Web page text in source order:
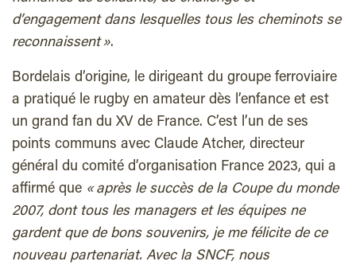
d’engagement dans lesquelles tous les cheminots se
reconnaissent ».
Bordelais d’origine, le dirigeant du groupe ferroviaire
a pratiqué le rugby en amateur dès l’enfance et est
un grand fan du XV de France. C’est l’un de ses
points communs avec Claude Atcher, directeur
général du comité d’organisation France 2023, qui a
affirmé que « après le succès de la Coupe du monde
2007, dont tous les managers et les équipes ne
gardent que de bons souvenirs, je me félicite de ce
nouveau partenariat. Avec la SNCF, nous